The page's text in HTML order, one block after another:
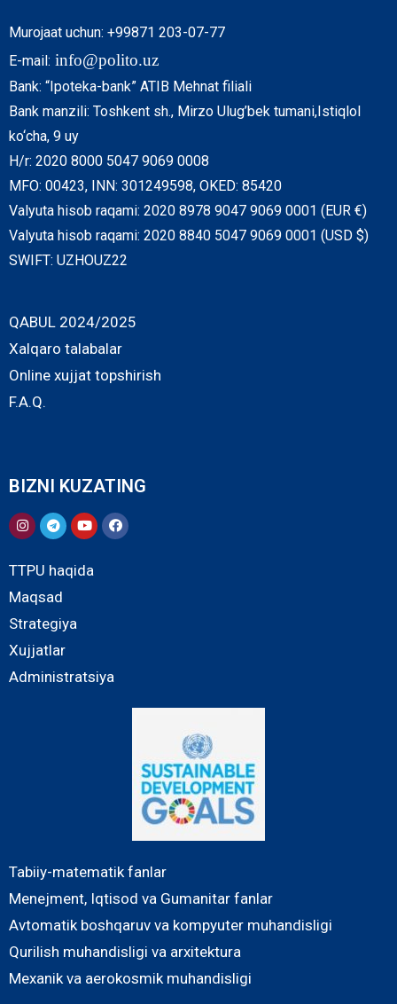
Murojaat uchun: +99871 203-07-77
E-mail: info@polito.uz
Bank: “Ipoteka-bank” ATIB Mehnat filiali
Bank manzili: Toshkent sh., Mirzo Ulug’bek tumani,Istiqlol
ko‘cha, 9 uy
H/r: 2020 8000 5047 9069 0008
MFO: 00423, INN: 301249598, OKED: 85420
Valyuta hisob raqami: 2020 8978 9047 9069 0001 (EUR €)
Valyuta hisob raqami: 2020 8840 5047 9069 0001 (USD $)
SWIFT: UZHOUZ22
QABUL 2024/2025
Xalqaro talabalar
Online xujjat topshirish
F.A.Q.
BIZNI KUZATING
TTPU haqida
Maqsad
Strategiya
Xujjatlar
Administratsiya
Tabiiy-matematik fanlar
Menejment, Iqtisod va Gumanitar fanlar
Avtomatik boshqaruv va kompyuter muhandisligi
Qurilish muhandisligi va arxitektura
Mexanik va aerokosmik muhandisligi